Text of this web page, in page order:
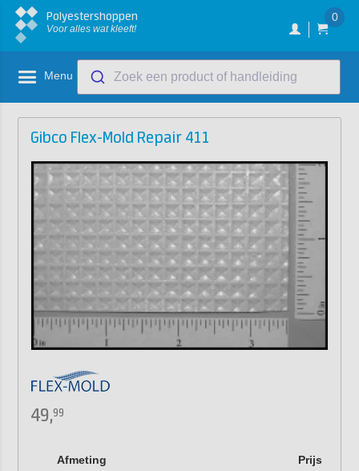
Polyestershoppen
Voor alles wat kleeft!
0
Menu Zoek een product of handleiding
Gibco Flex-Mold Repair 411
49,99
Afmeting Prijs